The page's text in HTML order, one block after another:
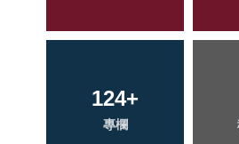
173+
旅遊